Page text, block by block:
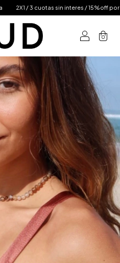
2X1 / 3 cuotas sin interes / 15%off por
0